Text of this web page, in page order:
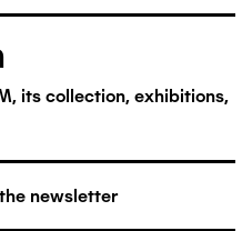
its collection, exhibitions,
newsletter